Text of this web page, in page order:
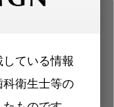
ている情報
科衛生士等の
します。